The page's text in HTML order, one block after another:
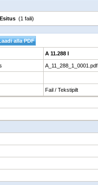
(1 faili)
A 11.288 I
A_11_288_1_0001.pdf
Fail / Tekstipilt